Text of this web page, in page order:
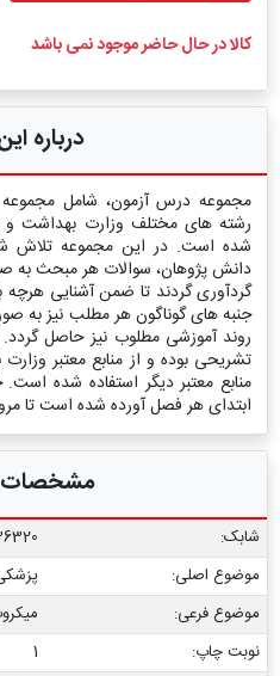
کالا در حال حاضر موجود نمی باشد
درباره
مجموعه درس آزمون، شامل مجموعه
رشته های مختلف وزارت بهداشت
شده است. در این مجموعه تلاش
دانش پژوهان، سوالات هر مبحث به
گردآوری گردند تا ضمن آشنایی هرچه
جنبه های گوناگون هر مطلب نیز به
روند آموزشی مطلوب نیز حاصل
تشریحی بوده و از منابع معتبر
منابع معتبر دیگر استفاده شده
ابتدای هر فصل آورده شده است تا
مشخصات
شابک:
موضوع اصلی:
موضوع فرعی:
نوبت چاپ:
1